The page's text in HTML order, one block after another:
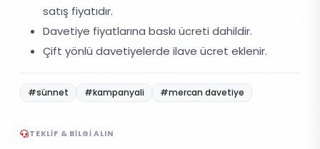
satış fiyatıdır.
Davetiye fiyatlarına baskı ücreti dahildir.
Çift yönlü davetiyelerde ilave ücret eklenir.
#sünnet #kampanyali #mercan davetiye
TEKLIF & BILGI ALIN